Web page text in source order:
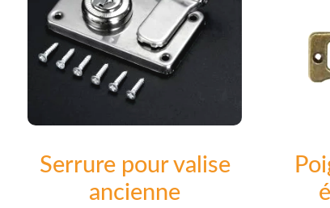
Serrure pour valise
ancienne